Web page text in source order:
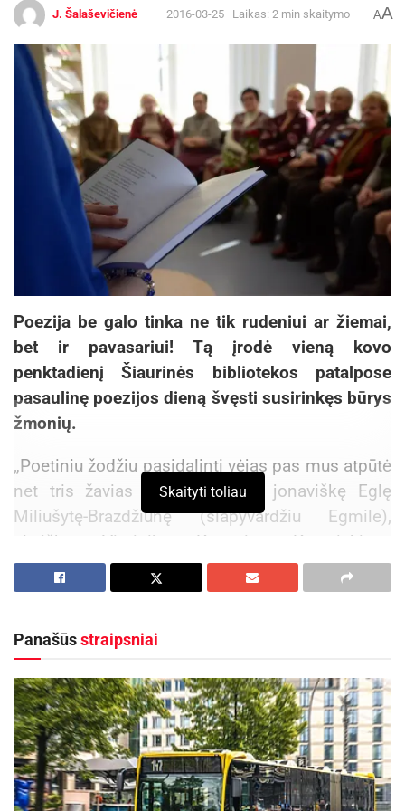
J. Šalaševičienė 2016-03-25 Laikas: 2 min skaitymo AA
Poezija be galo tinka ne tik rudeniui ar žiemai,
bet ir pavasariui! Tą įrodė vieną kovo
penktadienį Šiaurinės bibliotekos patalpose
pasaulinę poezijos dieną švęsti susirinkęs būrys
žmonių.
„Poetiniu žodžiu pasidalinti vėjas pas mus atpūtė
net tris žavias šviesiaplaukes: jonaviškę Eglę
Miliušytę-Brazdžiūnę (slapyvardžiu Egmile),
alytiškę Virginiją Kuncaitę Kuzmickienę
(slapyvardžiu Vėjūnė) bei kaunietę Liną
Petrusevičienę“ – viešnias pristatė bibliotekos
Kas jos, šios žavios ir kūrybingos moterys? Be
abejo, galima išvardinti kiekvienos biografijos
detales, tačiau, anot Eglės, už jas kalba jų
kūriniai, tad nenuostabu, jog tądien joms su
publika bendrauti labiau patiko eilėraščio balsu.
Skaityti toliau
Panašūsstraipsniai